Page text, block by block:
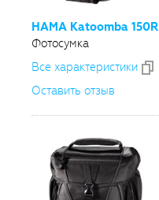
HAMA Katoomba 150R
Фотосумка
Все xарактеристики
Оставить отзыв